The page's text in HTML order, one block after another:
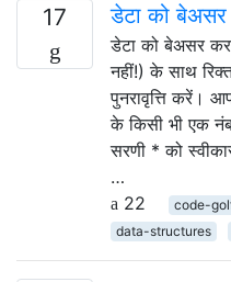
17 डेटा को
डेटा को बेअसर
नहीं!) के साथ
पुनरावृत्ति करें।
के किसी भी एक
सरणी * को
…
22
code-
data-structures